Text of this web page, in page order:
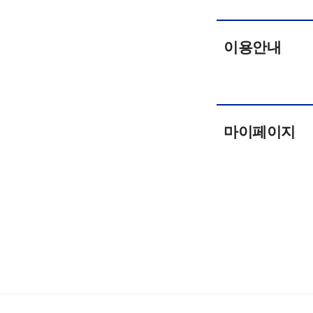
이용안내
마이페이지